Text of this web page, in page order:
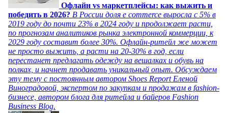
Офлайн vs маркетплейсы: как выжить и
победить в 2026? В России доля e commerce выросла с 5% в
2019 году до почти 23% в 2024 году и продолжает расти,
по прогнозам аналитиков рынка электронной коммерции, к
2029 году составит более 30%. Офлайн-ритейл же может
не просто выжить, а расти на 20-30% в год, если
перестанет предлагать одежду на вешалках и обувь на
полках, и начнет продавать уникальный опыт. Обсуждаем
эту тему с постоянным автором Shoes Report Еленой
Виноградовой, экспертом по закупкам и продажам в fashion-
бизнесе, автором блога для ритейла и байеров Fashion
Business Blog.